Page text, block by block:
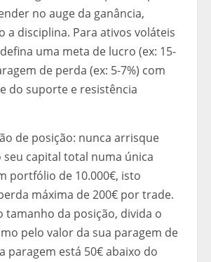
no auge da ganância,
a disciplina. Para ativos voláteis
uma meta de lucro (ex: 15-
de perda (ex: 5-7%) com
do suporte e resistência
de posição: nunca arrisque
seu capital total numa única
portfólio de 10.000€, isto
máxima de 200€ por trade.
tamanho da posição, divida o
pelo valor da sua paragem de
paragem está 50€ abaixo do